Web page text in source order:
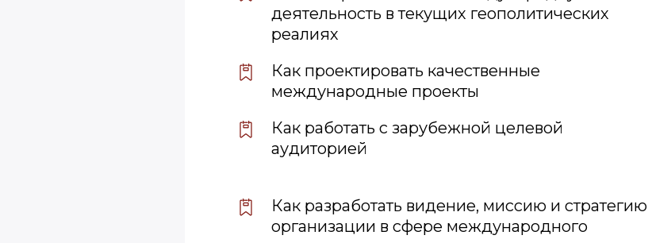
Как разработать видение, миссию и стратегию
организации в сфере международного
Как работать с зарубежной целевой
аудиторией
Как проектировать качественные
международные проекты
деятельность в текущих геополитических
реалиях